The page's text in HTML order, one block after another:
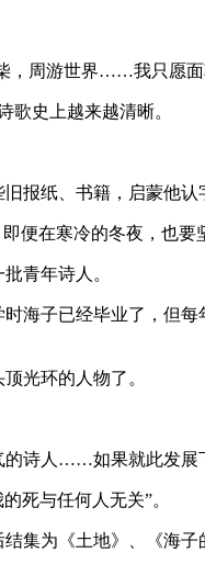
，周游世界……我只愿
歌史上越来越清晰。
报纸、书籍，启蒙他认
便在寒冷的冬夜，也要
青年诗人。
海子已经毕业了，但
光环的人物了。
诗人……如果就此发展
死与任何人无关”。
集为《土地》、《海子